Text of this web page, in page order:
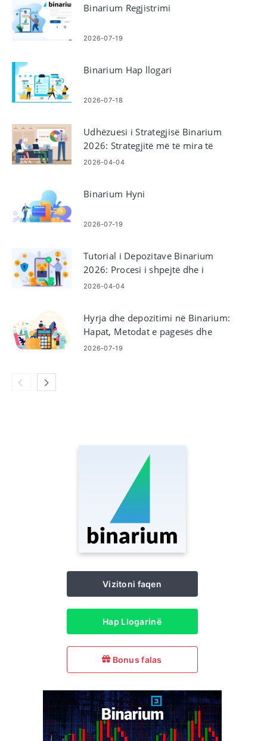
Binarium Regjistrimi
2026-07-19
Binarium Hap llogari
2026-07-18
Udhëzuesi i Strategjisë Binarium
2026: Strategjitë më të mira të
tregtimit për tregtarët e rinj
2026-04-04
Binarium Hyni
2026-07-19
Tutorial i Depozitave Binarium
2026: Procesi i shpejtë dhe i
thjeshtë i financimit
2026-04-04
Hyrja dhe depozitimi në Binarium:
Hapat, Metodat e pagesës dhe
Limitet
2026-07-19
Vizitoni faqen
Hap Llogarinë
Bonus falas